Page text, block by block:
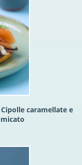
caramellate e